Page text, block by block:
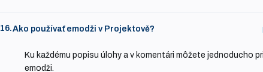
16.Ako používať emodži v Projektově?
Ku každému popisu úlohy a v komentári môžete jednoducho
emodži.